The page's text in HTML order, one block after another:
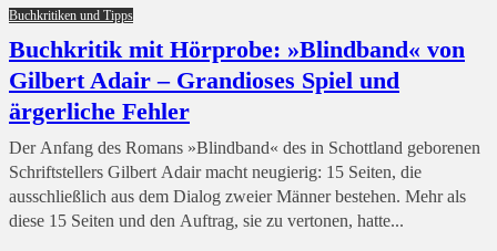
Buchkritiken und Tipps
Buchkritik mit Hörprobe: »Blindband« von
Gilbert Adair – Grandioses Spiel und
ärgerliche Fehler
Der Anfang des Romans »Blindband« des in Schottland geborenen
Schriftstellers Gilbert Adair macht neugierig: 15 Seiten, die
ausschließlich aus dem Dialog zweier Männer bestehen. Mehr als
diese 15 Seiten und den Auftrag, sie zu vertonen, hatte...